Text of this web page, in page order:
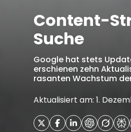
Content-
Suche
Google hat stets
erschienen zehn
rasanten Wachstum
Aktualisiert am: 1.